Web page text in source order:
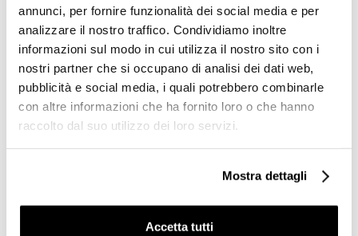
annunci, per fornire funzionalità dei social media e per
analizzare il nostro traffico. Condividiamo inoltre
informazioni sul modo in cui utilizza il nostro sito con i
nostri partner che si occupano di analisi dei dati web,
pubblicità e social media, i quali potrebbero combinarle
con altre informazioni che ha fornito loro o che hanno
raccolto dal suo utilizzo dei loro servizi.
Mostra dettagli
Accetta tutti
Unicom Starker
legno, rettificato, 15x90
cm, Mud - Oak, Unicom